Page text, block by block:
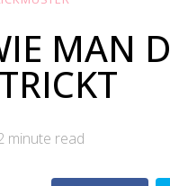
MAN
minute read